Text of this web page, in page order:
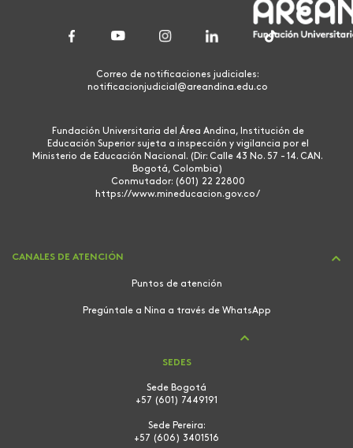
Correo de notificaciones judiciales:
notificacionjudicial@areandina.edu.co
Fundación Universitaria del Área Andina, Institución de
Educación Superior sujeta a inspección y vigilancia por el
Ministerio de Educación Nacional. (Dir: Calle 43 No. 57 - 14. CAN.
Bogotá, Colombia)
Conmutador: (601) 22 22800
https://www.mineducacion.gov.co/
CANALES DE ATENCIÓN
Puntos de atención
Pregúntale a Nina a través de WhatsApp
SEDES
Sede Bogotá
+57 (601) 7449191
Sede Pereira:
+57 (606) 3401516